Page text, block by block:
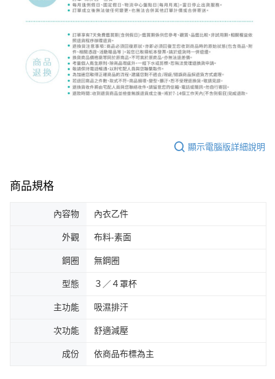
顯示電腦版詳細說明
商品規格
內容物 內衣乙件
外觀 布料-素面
鋼圈 無鋼圈
型態 ３／４罩杯
主功能 吸濕排汗
次功能 舒適減壓
成份 依商品布標為主